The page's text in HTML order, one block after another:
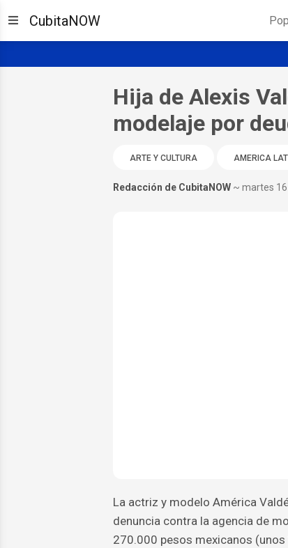
CubitaNOW
Hija de Alexis
modelaje por
ARTE Y CULTURA AMERICA
Redacción de CubitaNOW ~ martes
La actriz y modelo América
denuncia contra la agencia de
270.000 pesos mexicanos